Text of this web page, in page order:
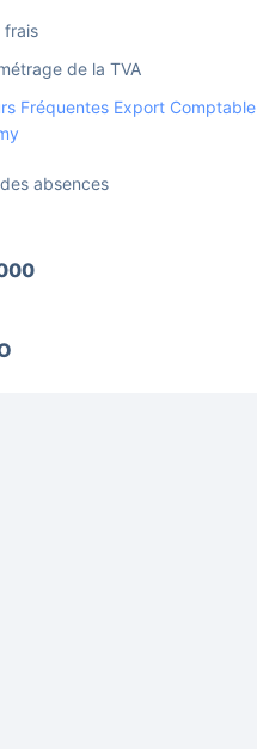
frais
de la TVA
Fréquentes Export Comptable
absences